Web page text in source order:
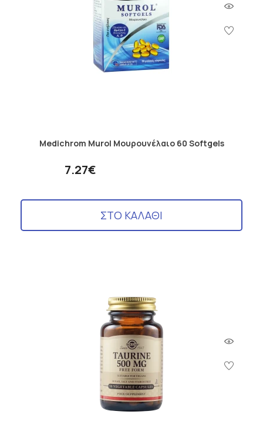
Medichrom Murol Μουρουνέλαιο 60 Softgels
7.27€
ΣΤΟ ΚΑΛΑΘΙ